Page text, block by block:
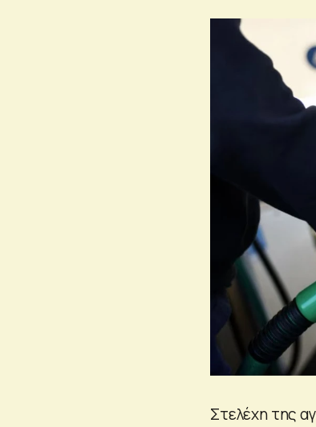
Στελέχη της